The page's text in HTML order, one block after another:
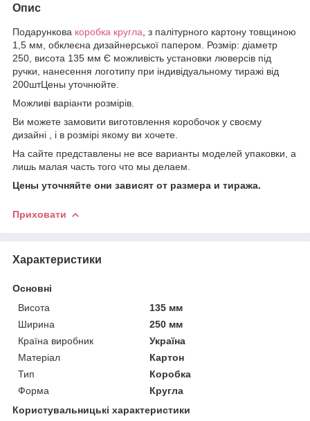
Опис
Подарункова коробка кругла , з палітурного картону товщиною
1,5 мм, обклеєна дизайнерської папером. Розмір: діаметр
250, висота 135 мм Є можливість установки люверсів під
ручки, нанесення логотипу при індивідуальному тиражі від
200штЦены уточнюйте.
Можливі варіанти розмірів.
Ви можете замовити виготовлення коробочок у своєму
дизайні , і в розмірі якому ви хочете.
На сайте представлены не все варианты моделей упаковки, а
лишь малая часть того что мы делаем.
Цены уточняйте они зависят от размера и тиража.
Приховати
Характеристики
Основні
Висота
135 мм
Ширина
250 мм
Країна виробник
Україна
Матеріал
Картон
Тип
Коробка
Форма
Кругла
Користувальницькі характеристики